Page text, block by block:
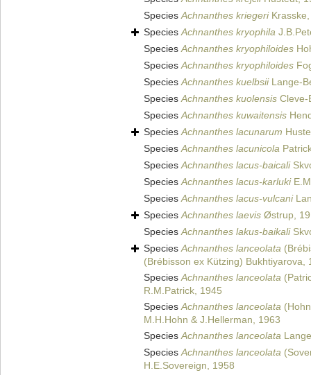
SpeciesAchnanthes kriegeriKrasske,
SpeciesAchnanthes kryophila
SpeciesAchnanthes kryophiloides
SpeciesAchnanthes kryophiloides
SpeciesAchnanthes kuelbsiiLange-
SpeciesAchnanthes kuolensis Cleve-
SpeciesAchnanthes kuwaitensis
SpeciesAchnanthes lacunarum
SpeciesAchnanthes lacunicola
SpeciesAchnanthes lacus-baicali
SpeciesAchnanthes lacus-karluki
SpeciesAchnanthes lacus-vulcani
SpeciesAchnanthes laevis Østrup,
SpeciesAchnanthes lakus-baikali
SpeciesAchnanthes lanceolata
(Brébisson ex Kützing) Bukhtiyarova,
SpeciesAchnanthes lanceolata
R.M.Patrick, 1945
SpeciesAchnanthes lanceolata
M.H.Hohn & J.Hellerman, 1963
SpeciesAchnanthes lanceolata
SpeciesAchnanthes lanceolata
H.E.Sovereign, 1958